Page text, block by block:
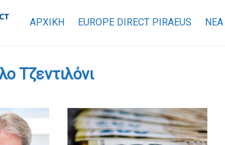
ΑΡΧΙΚΗ EUROPE DIRECT PIRAEUS ΝΕΑ
Τζεντιλόνι